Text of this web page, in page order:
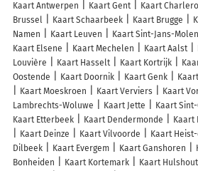
Kaart Antwerpen Kaart Gent Kaart
Brussel
Kaart Schaarbeek Kaart Brugge
Namen
Kaart Leuven Kaart Sint-Jans-
Kaart Elsene
Kaart Mechelen Kaart Aalst
Louvière
Kaart Hasselt Kaart Kortrijk
Oostende
Kaart Doornik Kaart Genk
Kaart Moeskroen
Kaart Verviers Kaart
Lambrechts-Woluwe
Kaart Jette Kaart
Kaart Etterbeek
Kaart Dendermonde Kaart
Kaart Deinze
Kaart Vilvoorde Kaart
Dilbeek
Kaart Evergem Kaart Ganshoren
Bonheiden
Kaart Kortemark Kaart Hulshout